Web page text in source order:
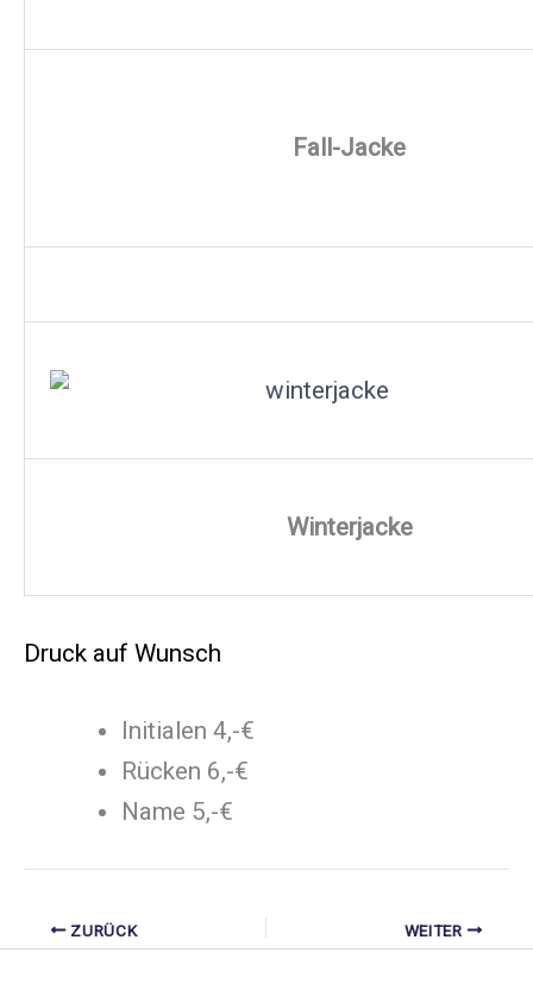
Fall-Jacke
Winterjacke
Druck auf Wunsch
Initialen 4,-€
Rücken 6,-€
Name 5,-€
ZURÜCK WEITER